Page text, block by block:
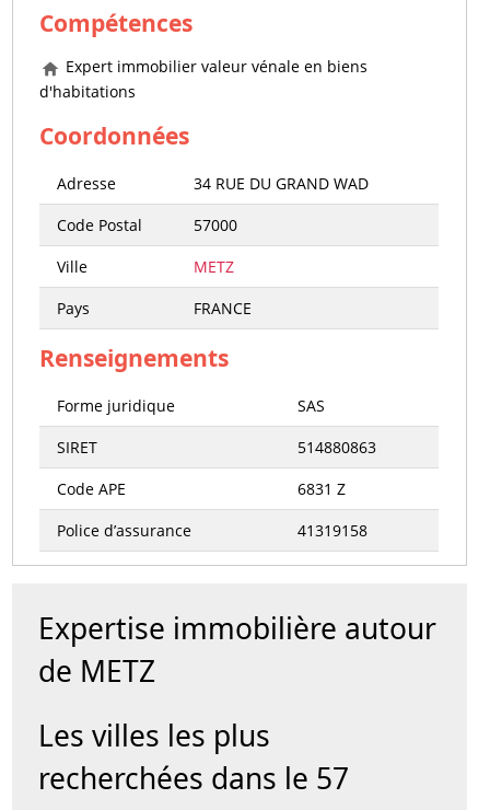
Compétences
Expert immobilier valeur vénale en biens
d'habitations
Coordonnées
Adresse
34 RUE DU GRAND WAD
Code Postal
57000
Ville
METZ
Pays
FRANCE
Renseignements
Forme juridique
SAS
SIRET
514880863
Code APE
6831 Z
Police d’assurance
41319158
Expertise immobilière autour
de METZ
Les villes les plus
recherchées dans le 57